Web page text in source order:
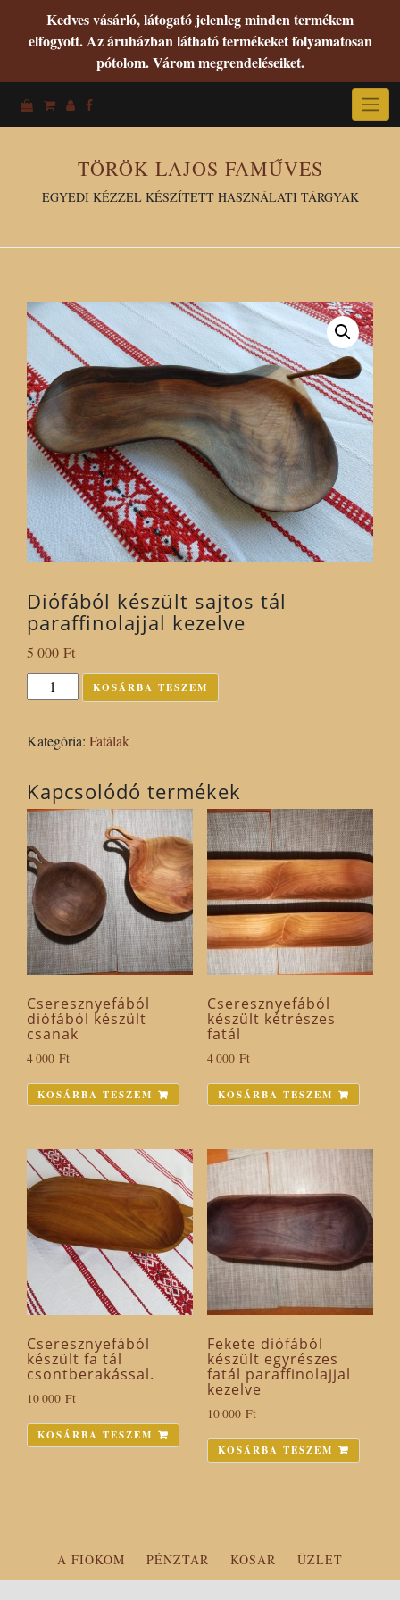
Kedves vásárló, látogató jelenleg minden termékem
elfogyott. Az áruházban látható termékeket folyamatosan
pótolom. Várom megrendeléseiket.
TÖRÖK LAJOS FAMŰVES
EGYEDI KÉZZEL KÉSZÍTETT HASZNÁLATI TÁRGYAK
Diófából készült sajtos tál
paraffinolajjal kezelve
5 000 Ft
Diófából
készült
tál
kezelve
mennyiség
KOSÁRBA TESZEM
Kategória: Fatálak
Kapcsolódó termékek
Cseresznyefából
diófából készült
csanak
4 000 Ft
KOSÁRBA TESZEM
Cseresznyefából
készült kétrészes
fatál
4 000 Ft
KOSÁRBA TESZEM
Cseresznyefából
készült fa tál
csontberakással.
10 000 Ft
KOSÁRBA TESZEM
Fekete diófából
készült egyrészes
fatál paraffinolajjal
kezelve
10 000 Ft
KOSÁRBA TESZEM
A FIÓKOM PÉNZTÁR KOSÁR ÜZLET